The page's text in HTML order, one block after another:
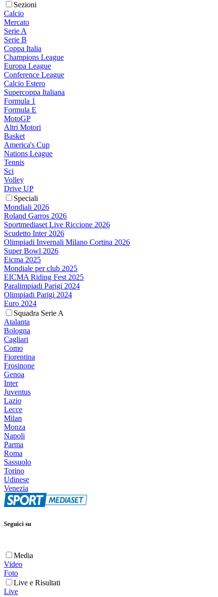
Sezioni
Calcio
Mercato
Serie A
Serie B
Coppa Italia
Champions League
Europa League
Conference League
Calcio Estero
Supercoppa Italiana
Formula 1
Formula E
MotoGP
Altri Motori
Basket
America's Cup
Nations League
Tennis
Sci
Volley
Drive UP
Speciali
Mondiali 2026
Roland Garros 2026
Sportmediaset Live Riccione 2026
Scudetto Inter 2026
Olimpiadi Invernali Milano Cortina 2026
Super Bowl 2026
Eicma 2025
Mondiale per club 2025
EICMA Riding Fest 2025
Paralimpiadi Parigi 2024
Olimpiadi Parigi 2024
Euro 2024
Squadra Serie A
Atalanta
Bologna
Cagliari
Como
Fiorentina
Frosinone
Genoa
Inter
Juventus
Lazio
Lecce
Milan
Monza
Napoli
Parma
Roma
Sassuolo
Torino
Udinese
Venezia
Seguici su
Media
Video
Foto
Live e Risultati
Live